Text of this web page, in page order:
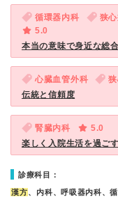
循環器内科 狭
5.0
本当の意味で身近な総
心臓血管外科
伝統と信頼度
腎臓内科
5.0
楽しく入院生活を過ご
診療科目：
漢方、内科、呼吸器内科、